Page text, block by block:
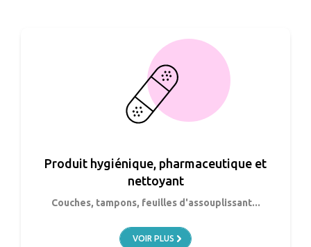
Produit hygiénique, pharmaceutique et
nettoyant
Couches, tampons, feuilles d'assouplissant...
VOIR PLUS